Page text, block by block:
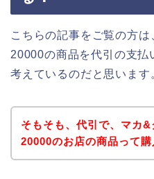
こちらの記事をご覧の方
20000の商品を代引の支払
考えているのだと思います
そもそも、代引で、マカ&
20000のお店の商品って購